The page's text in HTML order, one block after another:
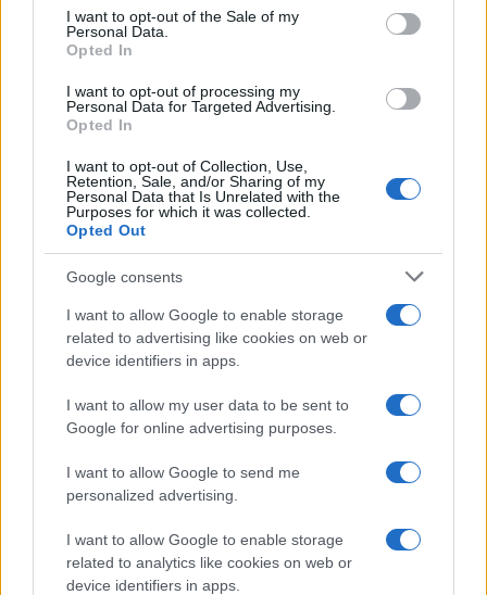
consent section.
I want to opt-out of the Sale of my
Personal Data.
Opted In
I want to opt-out of processing my
Personal Data for Targeted Advertising.
Opted In
I want to opt-out of Collection, Use,
Retention, Sale, and/or Sharing of my
Personal Data that Is Unrelated with the
Purposes for which it was collected.
Opted Out
Google consents
I want to allow Google to enable storage
related to advertising like cookies on web or
device identifiers in apps.
I want to allow my user data to be sent to
Google for online advertising purposes.
I want to allow Google to send me
personalized advertising.
I want to allow Google to enable storage
related to analytics like cookies on web or
device identifiers in apps.
Continua a leggere
FOCUS PMI